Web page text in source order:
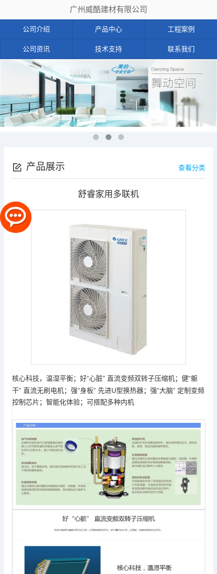
广州威酷建材有限公司
公司介绍 产品中心 工程案例
公司资讯 技术支持 联系我们
产品展示 查看分类
舒睿家用多联机
核心科技，温湿平衡；好“心脏” 直流变频双转子压缩机；健“躯
干” 直流无刷电机；强“身板” 先进U型换热器；强“大脑” 定制变频
控制芯片；智能化体验；可搭配多种内机